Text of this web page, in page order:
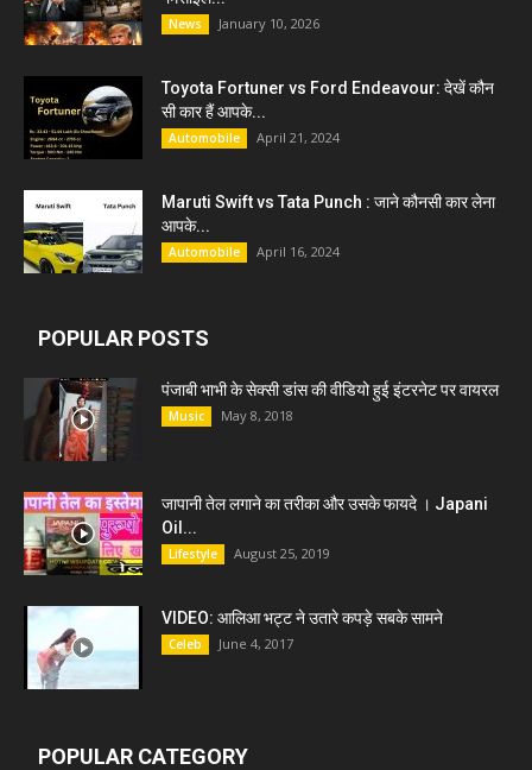
News January 10, 2026
Toyota Fortuner vs Ford Endeavour: देखें कौन
सी कार हैं आपके...
Automobile April 21, 2024
Maruti Swift vs Tata Punch : जाने कौनसी कार लेना
आपके...
Automobile April 16, 2024
POPULAR POSTS
पंजाबी भाभी के सेक्सी डांस की वीडियो हुई इंटरनेट पर वायरल
Music May 8, 2018
जापानी तेल लगाने का तरीका और उसके फायदे । Japani
Oil...
Lifestyle August 25, 2019
VIDEO: आलिआ भट्ट ने उतारे कपड़े सबके सामने
Celeb June 4, 2017
POPULAR CATEGORY